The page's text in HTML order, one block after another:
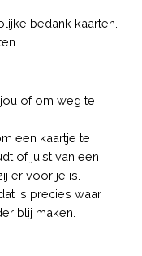
bedank kaarten.
of om weg te
een kaartje te
of juist van een
er voor je is.
is precies waar
blij maken.